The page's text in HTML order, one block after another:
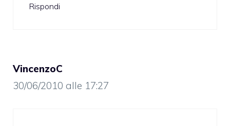
Rispondi
VincenzoC
30/06/2010 alle 17:27